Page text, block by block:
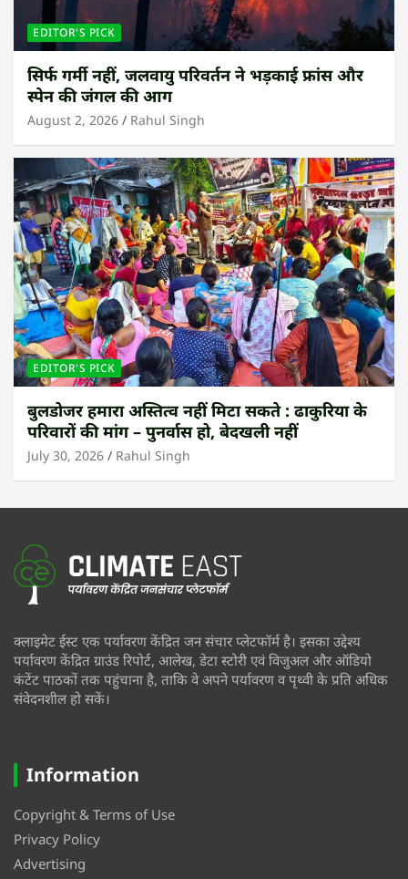
EDITOR'S PICK
सिर्फ गर्मी नहीं, जलवायु परिवर्तन ने भड़काई फ्रांस और
स्पेन की जंगल की आग
August 2, 2026 Rahul Singh
EDITOR'S PICK
बुलडोजर हमारा अस्तित्व नहीं मिटा सकते : ढाकुरिया के
परिवारों की मांग – पुनर्वास हो, बेदखली नहीं
July 30, 2026 Rahul Singh
क्लाइमेट ईस्ट एक पर्यावरण केंद्रित जन संचार प्लेटफॉर्म है। इसका उद्देश्य
पर्यावरण केंद्रित ग्राउंड रिपोर्ट, आलेख, डेटा स्टोरी एवं विजुअल और ऑडियो
कंटेंट पाठकों तक पहुंचाना है, ताकि वे अपने पर्यावरण व पृथ्वी के प्रति अधिक
संवेदनशील हो सकें।
Information
Copyright & Terms of Use
Privacy Policy
Advertising